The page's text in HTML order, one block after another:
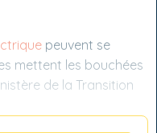
peuvent se
mettent les bouchées
de la Transition